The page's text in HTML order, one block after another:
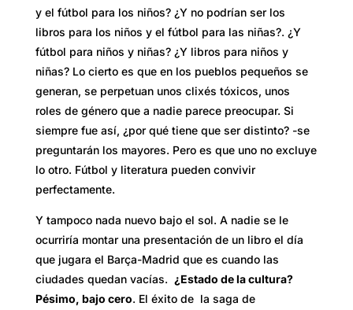
y el fútbol para los niños? ¿Y no podrían ser los
libros para los niños y el fútbol para las niñas?. ¿Y
fútbol para niños y niñas? ¿Y libros para niños y
niñas? Lo cierto es que en los pueblos pequeños se
generan, se perpetuan unos clixés tóxicos, unos
roles de género que a nadie parece preocupar. Si
siempre fue así, ¿por qué tiene que ser distinto? -se
preguntarán los mayores. Pero es que uno no excluye
lo otro. Fútbol y literatura pueden convivir
perfectamente.
Y tampoco nada nuevo bajo el sol. A nadie se le
ocurriría montar una presentación de un libro el día
que jugara el Barça-Madrid que es cuando las
ciudades quedan vacías. ¿Estado de la cultura?
Pésimo, bajo cero. El éxito de la saga de